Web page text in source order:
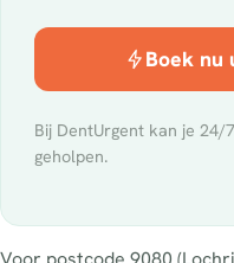
Boek nu
Bij DentUrgent kan je
geholpen.